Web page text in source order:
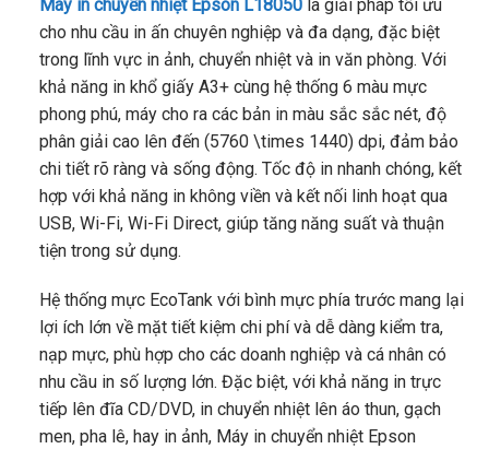
Máy in chuyển nhiệt Epson L18050là giải pháp tối ưu
cho nhu cầu in ấn chuyên nghiệp và đa dạng, đặc biệt
trong lĩnh vực in ảnh, chuyển nhiệt và in văn phòng. Với
khả năng in khổ giấy A3+ cùng hệ thống 6 màu mực
phong phú, máy cho ra các bản in màu sắc sắc nét, độ
phân giải cao lên đến (5760 \times 1440) dpi, đảm bảo
chi tiết rõ ràng và sống động. Tốc độ in nhanh chóng, kết
hợp với khả năng in không viền và kết nối linh hoạt qua
USB, Wi-Fi, Wi-Fi Direct, giúp tăng năng suất và thuận
tiện trong sử dụng.
Hệ thống mực EcoTank với bình mực phía trước mang lại
lợi ích lớn về mặt tiết kiệm chi phí và dễ dàng kiểm tra,
nạp mực, phù hợp cho các doanh nghiệp và cá nhân có
nhu cầu in số lượng lớn. Đặc biệt, với khả năng in trực
tiếp lên đĩa CD/DVD, in chuyển nhiệt lên áo thun, gạch
men, pha lê, hay in ảnh, Máy in chuyển nhiệt Epson